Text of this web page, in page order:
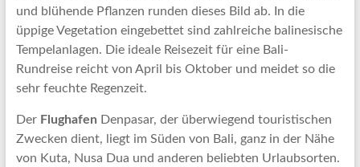
und blühende Pflanzen runden dieses Bild ab. In die
üppige Vegetation eingebettet sind zahlreiche balinesische
Tempelanlagen. Die ideale Reisezeit für eine Bali-
Rundreise reicht von April bis Oktober und meidet so die
sehr feuchte Regenzeit.
Der Flughafen Denpasar, der überwiegend touristischen
Zwecken dient, liegt im Süden von Bali, ganz in der Nähe
von Kuta, Nusa Dua und anderen beliebten Urlaubsorten.